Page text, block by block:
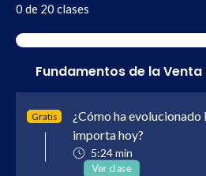
0 de 20 clases
Fundamentos de la
Gratis
¿Cómo ha evolucionado
importa hoy?
5:24 min
Ver clase